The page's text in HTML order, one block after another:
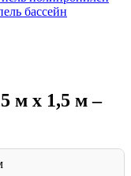
бассейн
м х 1,5 м –